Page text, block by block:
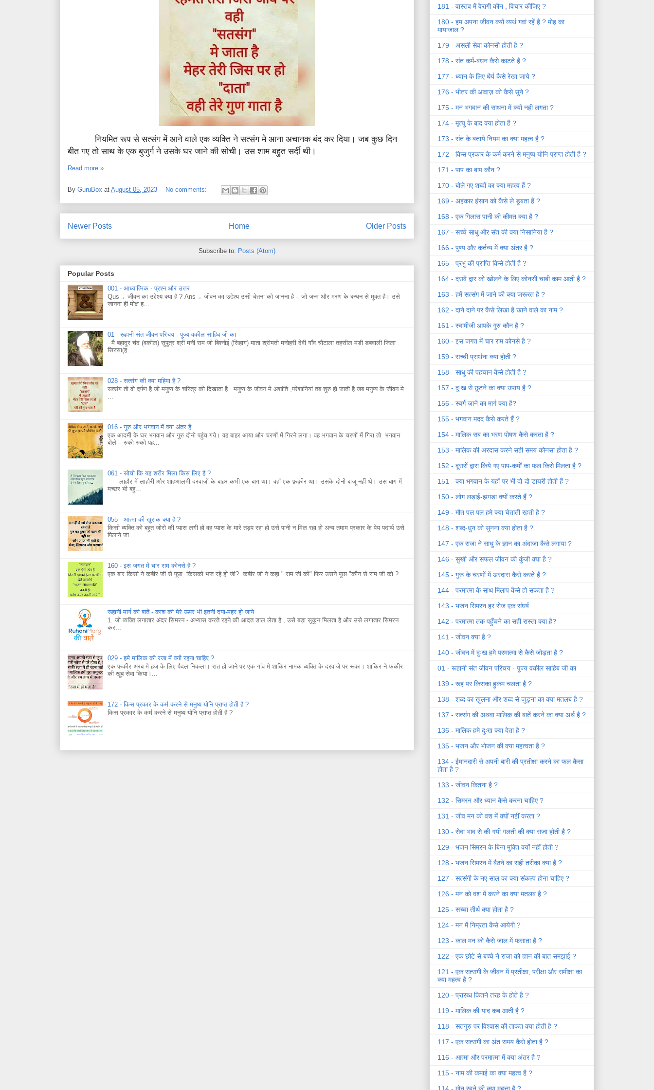
नियमित रूप से सत्संग में आने वाले एक व्यक्ति ने सत्संग मे आना अचानक बंद कर दिया। जब कुछ दिन
बीत गए तो साथ के एक बुजुर्ग ने उसके घर जाने की सोची। उस शाम बहुत सर्दी थी।
Read more »
By GuruBox at August 05, 2023 No comments:
Newer Posts Older Posts
Home
Subscribe to: Posts (Atom)
Popular Posts
001 - आध्यात्मिक - प्रश्न और उत्तर
Qus→ जीवन का उद्देश्य क्या है ? Ans→ जीवन का उद्देश्य उसी चेतना को जानना है – जो जन्म और मरण के बन्धन से मुक्त है। उसे
जानना ही मोक्ष ह...
01 - रूहानी संत जीवन परिचय - पूज्य वकील साहिब जी का
मै बहादुर चंद (वकील) सुपुत्र श्री मनी राम जी बिश्नोई (सिहाग) माता श्रीमती मनोहरी देवी गाँव चौटाला तहसील मंडी डबवाली जिला
सिरसा(ह...
028 - सत्संग की क्या महिमा है ?
सत्संग तो वो दर्पण है जो मनुष्य के चरित्र को दिखाता है मनुष्य के जीवन मे अशांति ,परेशानियां तब शुरु हो जाती है जब मनुष्य के जीवन मे
...
016 - गुरु और भगवान में क्या अंतर है
एक आदमी के घर भगवान और गुरु दोनो पहुंच गये। वह बाहर आया और चरणों में गिरने लगा। वह भगवान के चरणों में गिरा तो भगवान
बोले – रुको रुको पह...
061 - सोचो कि यह शरीर मिला किस लिए है ?
लाहौर में लाहौरी और शाहआलमी दरवाजों के बाहर कभी एक बाग़ था। वहाँ एक फ़क़ीर था। उसके दोनों बाज़ू नहीं थे। उस बाग़ में
मच्छर भी बहु...
055 - आत्मा की खुराक क्या है ?
किसी व्यक्ति को बहुत जोरो की प्यास लगी हो वह प्यास के मारे तड़प रहा हो उसे पानी न मिल रहा हो अन्य तमाम प्रकार के पेय पदार्थ उसे
पिलाये जा...
160 - इस जगत में चार राम कोनसे है ?
एक बार किसी ने कबीर जी से पूछा किसको भज रहे हो जी? कबीर जी ने कहा " राम जी को" फिर उसने पूछा "कौन से राम जी को ?
रूहानी मार्ग की बातें - काश की मेरे ऊपर भी इतनी दया-महर हो जाये
1. जो व्यक्ति लगातार अंदर सिमरन - अभ्यास करते रहने की आदत डाल लेता है , उसे बड़ा सुकून मिलता है और उसे लगातार सिमरन
कर...
029 - हमे मालिक की रजा में क्यों रहना चाहिए ?
एक फकीर अरब मे हज के लिए पैदल निकला। रात हो जाने पर एक गांव मे शाकिर नामक व्यक्ति के दरवाजे पर रूका। शाकिर ने फकीर
की खूब सेवा किया।...
172 - किस प्रकार के कर्म करने से मनुष्य योनि प्राप्त होती है ?
किस प्रकार के कर्म करने से मनुष्य योनि प्राप्त होती है ?
181 - वास्तव में वैरागी कौन , विचार कीजिए ?
180 - हम अपना जीवन क्यों व्यर्थ गवां रहें है ? मोह का
मायाजाल ?
179 - असली सेवा कोनसी होती है ?
178 - संत कर्म-बंधन कैसे काटते हैं ?
177 - ध्यान के लिए धैर्य कैसे रेखा जाये ?
176 - भीतर की आवाज़ को कैसे सुने ?
175 - मन भगवान की साधना में क्यों नही लगता ?
174 - मृत्यु के बाद क्या होता है ?
173 - संत के बताये नियम का क्या महत्व है ?
172 - किस प्रकार के कर्म करने से मनुष्य योनि प्राप्त होती है ?
171 - पाप का बाप कौन ?
170 - बोले गए शब्दों का क्या महत्व हैं ?
169 - अहंकार इंसान को कैसे ले डूबता हैं ?
168 - एक गिलास पानी की कीमत क्या है ?
167 - सच्चे साधु और संत की क्या निसानिया है ?
166 - पुण्य और कर्तव्य में क्या अंतर है ?
165 - प्रभु की प्राप्ति किसे होती है ?
164 - दसवें द्वार को खोलने के लिए कोनसी चाबी काम आती है ?
163 - हमें सत्संग में जाने की क्या जरूरत है ?
162 - दाने दाने पर कैसे लिखा है खाने वाले का नाम ?
161 - स्वामीजी आपके गुरु कौन है ?
160 - इस जगत में चार राम कोनसे है ?
159 - सच्ची प्रार्थना क्या होती ?
158 - साधु की पहचान कैसे होती है ?
157 - दुःख से छूटने का क्या उपाय है ?
156 - स्वर्ग जाने का मार्ग क्या है?
155 - भगवान मदद कैसे करते हैं ?
154 - मालिक सब का भरण पोषण कैसे करता है ?
153 - मालिक की अरदास करने सही समय कोनसा होता है ?
152 - दूसरों द्वारा किये गए पाप-कर्मों का फल किसे मिलता है ?
151 - क्या भगवान के यहाँ पर भी दो-दो डायरी होती हैं ?
150 - लोग लड़ाई-झगड़ा क्यों करते हैं ?
149 - मौत पल पल हमे क्या चेताती रहती है ?
148 - शब्द-धुन को सुनना क्या होता है ?
147 - एक राजा ने साधु के ज्ञान का अंदाजा कैसे लगाया ?
146 - सुखी और सफल जीवन की कुंजी क्या है ?
145 - गुरू के चरणों में अरदास कैसे करते हैं ?
144 - परमात्मा के साथ मिलाप कैसे हो सकता है ?
143 - भजन सिमरन हर रोज एक संघर्ष
142 - परमात्मा तक पहुँचने का सही रास्ता क्या है?
141 - जीवन क्या है ?
140 - जीवन में दुःख हमे परमात्मा से कैसे जोड़ता है ?
01 - रूहानी संत जीवन परिचय - पूज्य वकील साहिब जी का
139 - रूह पर किसका हुकम चलता है ?
138 - शब्द का खुलना और शब्द से जुड़ना का क्या मतलब है ?
137 - सत्संग की अथवा मालिक की बातें करने का क्या अर्थ है ?
136 - मालिक हमे दुःख क्या देता है ?
135 - भजन और भोजन की क्या महत्वता है ?
134 - ईमानदारी से अपनी बारी की प्रतीक्षा करने का फल कैसा
होता है ?
133 - जीवन कितना है ?
132 - सिमरन और ध्यान कैसे करना चाहिए ?
131 - जीव मन को वश में क्यों नहीं करता ?
130 - सेवा भाव से की गयी गलती की क्या सजा होती है ?
129 - भजन सिमरन के बिना मुक्ति क्यों नहीं होती ?
128 - भजन सिमरन में बैठने का सही तरीका क्या है ?
127 - सत्संगी के नए साल का क्या संकल्प होना चाहिए ?
126 - मन को वश में करने का क्या मतलब है ?
125 - सच्चा तीर्थ क्या होता है ?
124 - मन में निम्रता कैसे आयेगी ?
123 - काल मन को कैसे जाल में फसाता है ?
122 - एक छोटे से बच्चे ने राजा को ज्ञान की बात समझाई ?
121 - एक सत्संगी के जीवन में प्रतीक्षा, परीक्षा और समीक्षा का
क्या महत्व है ?
120 - प्रारब्ध कितने तरह के होते है ?
119 - मालिक की याद कब आती है ?
118 - सतगुरु पर विश्वास की ताकत क्या होती है ?
117 - एक सत्संगी का अंत समय कैसे होता है ?
116 - आत्मा और परमात्मा में क्या अंतर है ?
115 - नाम की कमाई का क्या महत्व है ?
114 - मोन रहने की क्या महत्ता है ?